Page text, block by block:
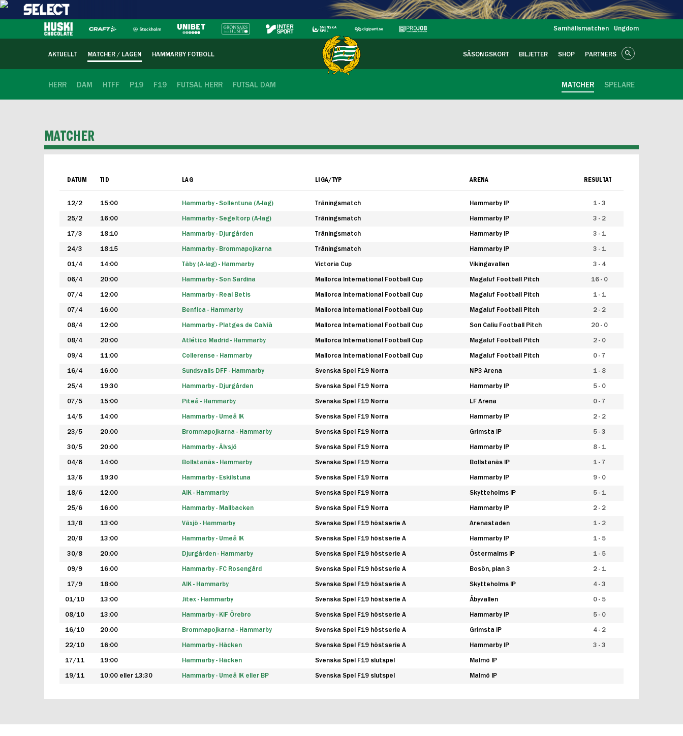
Samhällsmatchen Ungdom
AKTUELLT MATCHER / LAGEN HAMMARBY FOTBOLL SÄSONGSKORT BILJETTER SHOP PARTNERS
HERR DAM HTFF P19 F19 FUTSAL HERR FUTSAL DAM SPELARE
MATCHER
MATCHER
DATUM TID LAG LIGA/TYP ARENA RESULTAT
12/2 15:00 Hammarby - Sollentuna (A-lag) Träningsmatch Hammarby IP 1 - 3
25/2 16:00 Hammarby - Segeltorp (A-lag) Träningsmatch Hammarby IP 3 - 2
17/3 18:10 Hammarby - Djurgården Träningsmatch Hammarby IP 3 - 1
24/3 18:15 Hammarby - Brommapojkarna Träningsmatch Hammarby IP 3 - 1
01/4 14:00 Täby (A-lag) - Hammarby Victoria Cup Vikingavallen 3 - 4
06/4 20:00 Hammarby - Son Sardina Mallorca International Football Cup Magaluf Football Pitch 16 - 0
07/4 12:00 Hammarby - Real Betis Mallorca International Football Cup Magaluf Football Pitch 1 - 1
07/4 16:00 Benfica - Hammarby Mallorca International Football Cup Magaluf Football Pitch 2 - 2
08/4 12:00 Hammarby - Platges de Calvià Mallorca International Football Cup Son Caliu Football Pitch 20 - 0
08/4 20:00 Atlético Madrid - Hammarby Mallorca International Football Cup Magaluf Football Pitch 2 - 0
09/4 11:00 Collerense - Hammarby Mallorca International Football Cup Magaluf Football Pitch 0 - 7
16/4 16:00 Sundsvalls DFF - Hammarby Svenska Spel F19 Norra NP3 Arena 1 - 8
25/4 19:30 Hammarby - Djurgården Svenska Spel F19 Norra Hammarby IP 5 - 0
07/5 15:00 Piteå - Hammarby Svenska Spel F19 Norra LF Arena 0 - 7
14/5 14:00 Hammarby - Umeå IK Svenska Spel F19 Norra Hammarby IP 2 - 2
23/5 20:00 Brommapojkarna - Hammarby Svenska Spel F19 Norra Grimsta IP 5 - 3
30/5 20:00 Hammarby - Älvsjö Svenska Spel F19 Norra Hammarby IP 8 - 1
04/6 14:00 Bollstanäs - Hammarby Svenska Spel F19 Norra Bollstanäs IP 1 - 7
13/6 19:30 Hammarby - Eskilstuna Svenska Spel F19 Norra Hammarby IP 9 - 0
18/6 12:00 AIK - Hammarby Svenska Spel F19 Norra Skytteholms IP 5 - 1
25/6 16:00 Hammarby - Mallbacken Svenska Spel F19 Norra Hammarby IP 2 - 2
13/8 13:00 Växjö - Hammarby Svenska Spel F19 höstserie A Arenastaden 1 - 2
20/8 13:00 Hammarby - Umeå IK Svenska Spel F19 höstserie A Hammarby IP 1 - 5
30/8 20:00 Djurgården - Hammarby Svenska Spel F19 höstserie A Östermalms IP 1 - 5
09/9 16:00 Hammarby - FC Rosengård Svenska Spel F19 höstserie A Bosön, plan 3 2 - 1
17/9 18:00 AIK - Hammarby Svenska Spel F19 höstserie A Skytteholms IP 4 - 3
01/10 13:00 Jitex - Hammarby Svenska Spel F19 höstserie A Åbyvallen 0 - 5
08/10 13:00 Hammarby - KIF Örebro Svenska Spel F19 höstserie A Hammarby IP 5 - 0
16/10 20:00 Brommapojkarna - Hammarby Svenska Spel F19 höstserie A Grimsta IP 4 - 2
22/10 16:00 Hammarby - Häcken Svenska Spel F19 höstserie A Hammarby IP 3 - 3
17/11 19:00 Hammarby - Häcken Svenska Spel F19 slutspel Malmö IP
19/11 10:00 eller 13:30 Hammarby - Umeå IK eller BP Svenska Spel F19 slutspel Malmö IP